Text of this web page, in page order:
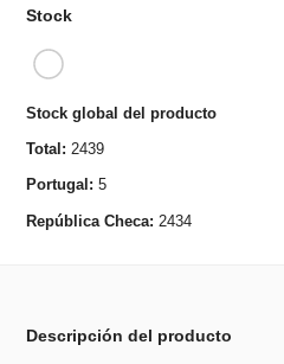
Stock
Stock global del producto
Total: 2439
Portugal: 5
República Checa: 2434
Descripción del producto